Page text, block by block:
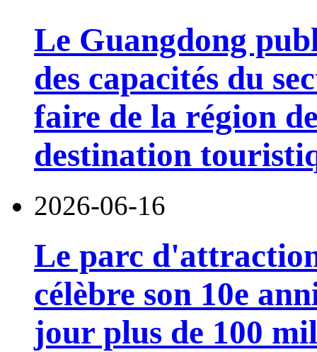
Le Guangdong
des capacités du
faire de la région
destination
2026-06-16
Le parc
célèbre son 10e
jour plus de 100